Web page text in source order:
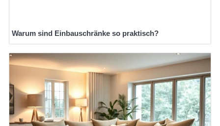
Warum sind Einbauschränke so praktisch?